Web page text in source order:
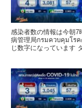
感染者数の情報は今朝7
病管理局กรมควบคุมโรค
じ数字になっています